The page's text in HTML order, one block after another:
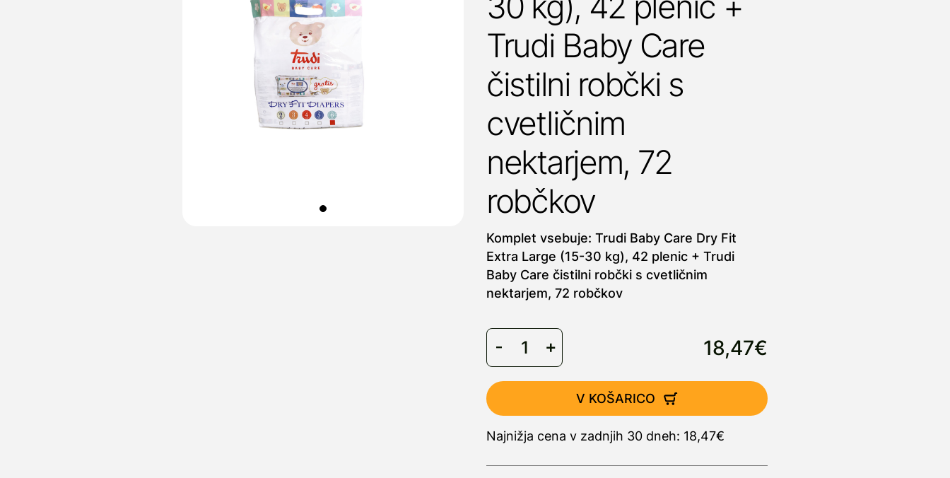
Trudi Baby Care
čistilni robčki s
cvetličnim
nektarjem, 72
robčkov
Komplet vsebuje: Trudi Baby Care Dry Fit
Extra Large (15-30 kg), 42 plenic + Trudi
Baby Care čistilni robčki s cvetličnim
nektarjem, 72 robčkov
18,47€
V KOŠARICO
Najnižja cena v zadnjih 30 dneh: 18,47€